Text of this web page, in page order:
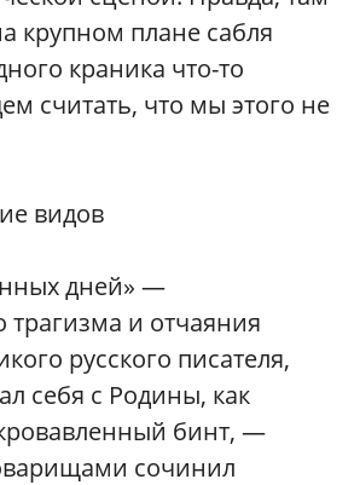
крупном плане сабля
краника что-то
считать, что мы этого не
видов
дней» —
трагизма и отчаяния
русского писателя,
себя с Родины, как
бинт, —
сочинил